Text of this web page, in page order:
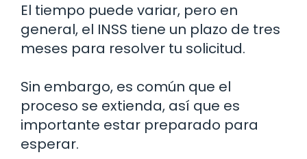
El tiempo puede variar, pero en
general, el INSS tiene un plazo de tres
meses para resolver tu solicitud.
Sin embargo, es común que el
proceso se extienda, así que es
importante estar preparado para
esperar.